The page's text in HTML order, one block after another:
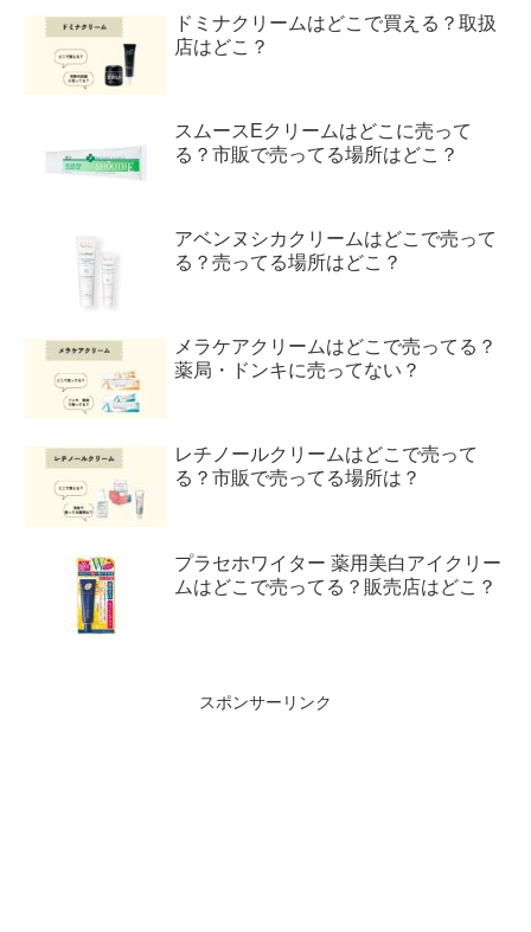
ドミナクリームはどこで買える？取扱
店はどこ？
スムースEクリームはどこに売って
る？市販で売ってる場所はどこ？
アベンヌシカクリームはどこで売って
る？売ってる場所はどこ？
メラケアクリームはどこで売ってる？
薬局・ドンキに売ってない？
レチノールクリームはどこで売って
る？市販で売ってる場所は？
プラセホワイター 薬用美白アイクリー
ムはどこで売ってる？販売店はどこ？
スポンサーリンク